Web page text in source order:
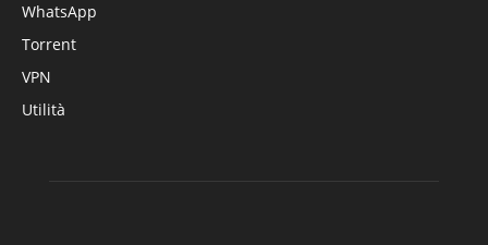
WhatsApp
Torrent
VPN
Utilità